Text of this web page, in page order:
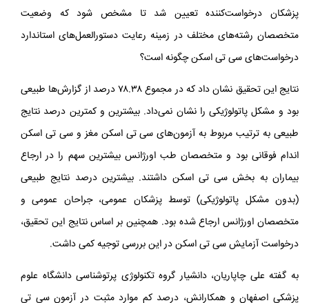
پزشکان درخواست‌کننده تعیین شد تا مشخص شود که وضعیت
متخصصان رشته‌های مختلف در زمینه‌ رعایت دستورالعمل‌های استاندارد
درخواست‌های سی‌ تی اسکن چگونه است؟
نتایج این تحقیق نشان داد که در مجموع ۷۸.۳۸ درصد از گزارش‌ها طبیعی
بود و مشکل پاتولوژیکی را نشان نمی‌داد. بیشترین و کمترین درصد نتایج
طبیعی به ترتیب مربوط به آزمون‌های سی‌ تی اسکن مغز و سی‌ تی اسکن
اندام فوقانی بود و متخصصان طب اورژانس بیشترین سهم را در ارجاع
بیماران به بخش سی‌ تی اسکن داشتند. بیشترین درصد نتایج طبیعی
(بدون مشکل پاتولوژیکی) توسط پزشکان عمومی، جراحان عمومی و
متخصصان اورژانس ارجاع شده بود. همچنین بر اساس نتایج این تحقیق،
درخواست آزمایش سی‌ تی اسکن در این بررسی توجیه کمی داشت.
به گفته‌ علی چاپاریان، دانشیار گروه تکنولوژی پرتوشناسی دانشگاه علوم
پزشکی اصفهان و همکارانش، درصد کم موارد مثبت در آزمون سی‌ تی